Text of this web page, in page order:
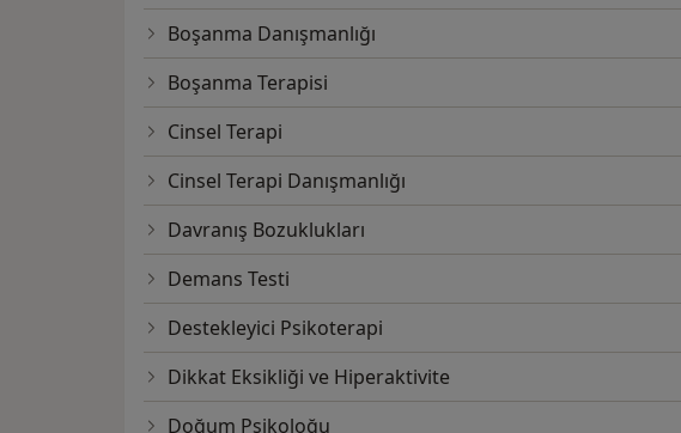
Boşanma Danışmanlığı
Boşanma Terapisi
Cinsel Terapi
Cinsel Terapi Danışmanlığı
Davranış Bozuklukları
Demans Testi
Destekleyici Psikoterapi
Dikkat Eksikliği ve Hiperaktivite
Doğum Psikoloğu